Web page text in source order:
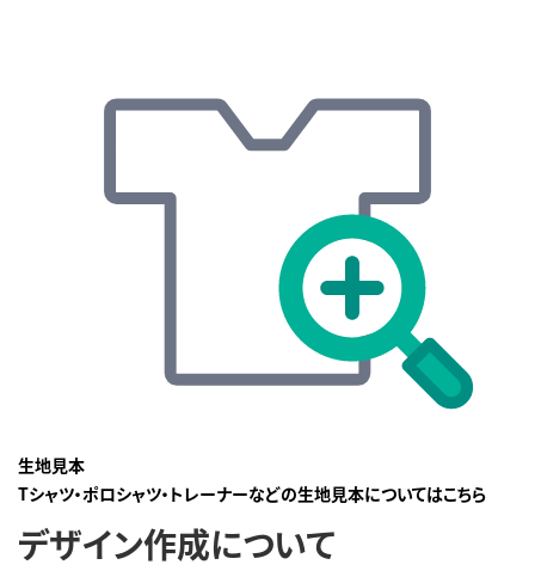
生地見本
Tシャツ・ポロシャツ・トレーナーなどの生地見本についてはこちら
デザイン作成について